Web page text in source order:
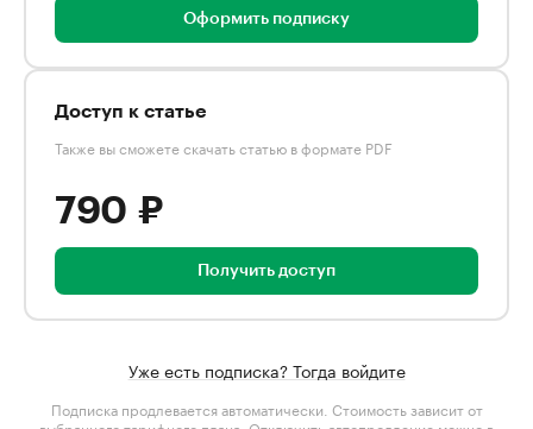
Оформить подписку
Доступ к статье
Также вы сможете скачать статью в формате PDF
790 ₽
Получить доступ
Уже есть подписка? Тогда войдите
Подписка продлевается автоматически. Стоимость зависит от